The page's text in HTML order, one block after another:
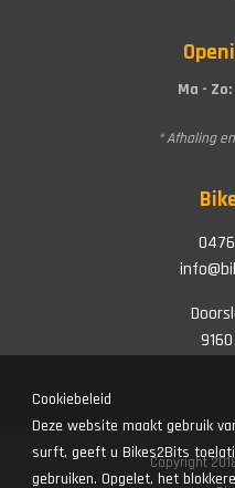
Ma - Zo:
* Afhaling
Copyright
Cookiebeleid
Deze website maakt gebruik
surft, geeft u Bikes2Bits
gebruiken. Opgelet, het